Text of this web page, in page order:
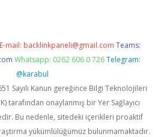
E-mail: backlinkpaneli@gmail.com Teams:
Whatsapp: 0262 606 0 726 Telegram:
@karabul
Sayılı Kanun gereğince Bilgi Teknolojileri
tarafından onaylanmış bir Yer Sağlayıcı
Bu nedenle, sitedeki içerikleri proaktif
yükümlülüğümüz bulunmamaktadır.